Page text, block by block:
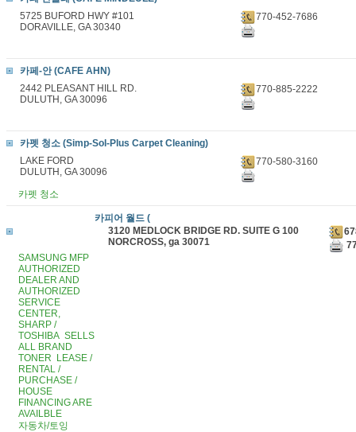
5725 BUFORD HWY #101
DORAVILLE, GA 30340
770-452-7686
카페-안 (CAFE AHN)
2442 PLEASANT HILL RD.
DULUTH, GA 30096
770-885-2222
카펫 청소 (Simp-Sol-Plus Carpet Cleaning)
LAKE FORD
DULUTH, GA 30096
770-580-3160
카펫 청소
카피어 월드 (
3120 MEDLOCK BRIDGE RD. SUITE G 100
NORCROSS, ga 30071
SAMSUNG MFP
AUTHORIZED
DEALER AND
AUTHORIZED
SERVICE
CENTER,
SHARP /
TOSHIBA SELLS
ALL BRAND
TONER LEASE /
RENTAL /
PURCHASE /
HOUSE
FINANCING ARE
AVAILBLE
자동차/토잉